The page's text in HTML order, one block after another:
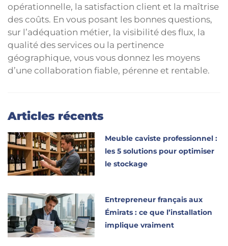
opérationnelle, la satisfaction client et la maîtrise
des coûts. En vous posant les bonnes questions,
sur l’adéquation métier, la visibilité des flux, la
qualité des services ou la pertinence
géographique, vous vous donnez les moyens
d’une collaboration fiable, pérenne et rentable.
Articles récents
Meuble caviste professionnel :
les 5 solutions pour optimiser
le stockage
Entrepreneur français aux
Émirats : ce que l’installation
implique vraiment